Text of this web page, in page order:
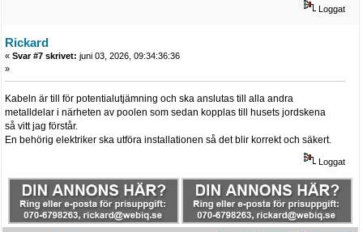
Loggat
Rickard
« Svar #7 skrivet: juni 03, 2026, 09:34:36:36
»
Kabeln är till för potentialutjämning och ska anslutas till alla andra
metalldelar i närheten av poolen som sedan kopplas till husets jordskena
så vitt jag förstår.
En behörig elektriker ska utföra installationen så det blir korrekt och säkert.
Loggat